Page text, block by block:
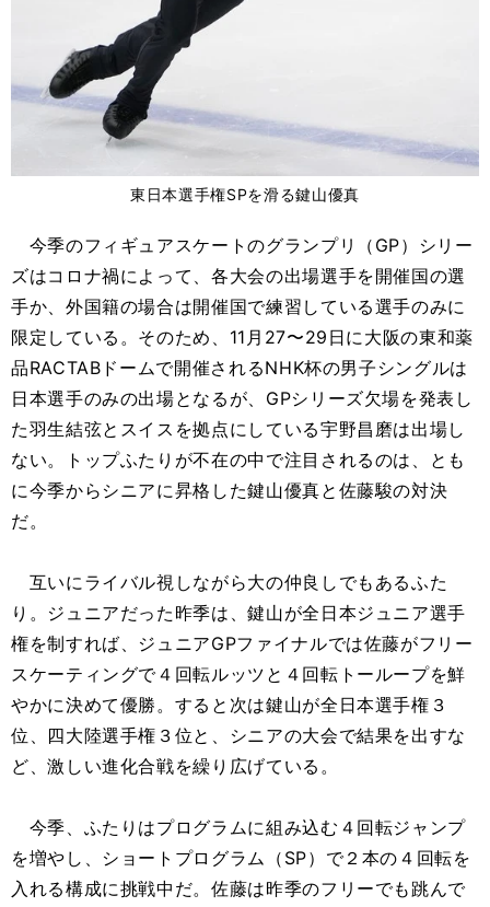
東日本選手権SPを滑る鍵山優真
今季のフィギュアスケートのグランプリ（GP）シリー
ズはコロナ禍によって、各大会の出場選手を開催国の選
手か、外国籍の場合は開催国で練習している選手のみに
限定している。そのため、11月27〜29日に大阪の東和薬
品RACTABドームで開催されるNHK杯の男子シングルは
日本選手のみの出場となるが、GPシリーズ欠場を発表し
た羽生結弦とスイスを拠点にしている宇野昌磨は出場し
ない。トップふたりが不在の中で注目されるのは、とも
に今季からシニアに昇格した鍵山優真と佐藤駿の対決
だ。
互いにライバル視しながら大の仲良しでもあるふた
り。ジュニアだった昨季は、鍵山が全日本ジュニア選手
権を制すれば、ジュニアGPファイナルでは佐藤がフリー
スケーティングで４回転ルッツと４回転トーループを鮮
やかに決めて優勝。すると次は鍵山が全日本選手権３
位、四大陸選手権３位と、シニアの大会で結果を出すな
ど、激しい進化合戦を繰り広げている。
今季、ふたりはプログラムに組み込む４回転ジャンプ
を増やし、ショートプログラム（SP）で２本の４回転を
入れる構成に挑戦中だ。佐藤は昨季のフリーでも跳んで